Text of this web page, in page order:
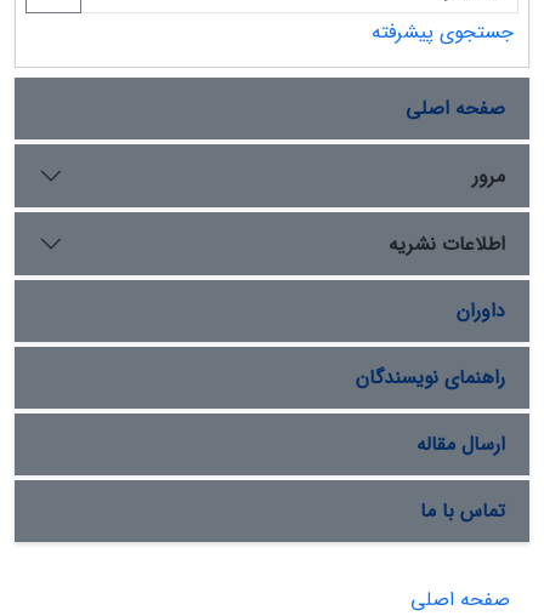
جستجوی پیشرفته
صفحه اصلی
مرور
اطلاعات نشریه
داوران
راهنمای نویسندگان
ارسال مقاله
تماس با ما
صفحه اصلی